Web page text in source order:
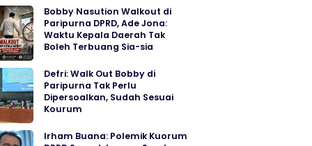
Bobby Nasution Walkout di
Paripurna DPRD, Ade Jona:
Waktu Kepala Daerah Tak
Boleh Terbuang Sia-sia
Defri: Walk Out Bobby di
Paripurna Tak Perlu
Dipersoalkan, Sudah Sesuai
Kourum
Irham Buana: Polemik Kuorum